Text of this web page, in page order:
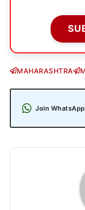
MAHARASHTRA
Join WhatsApp